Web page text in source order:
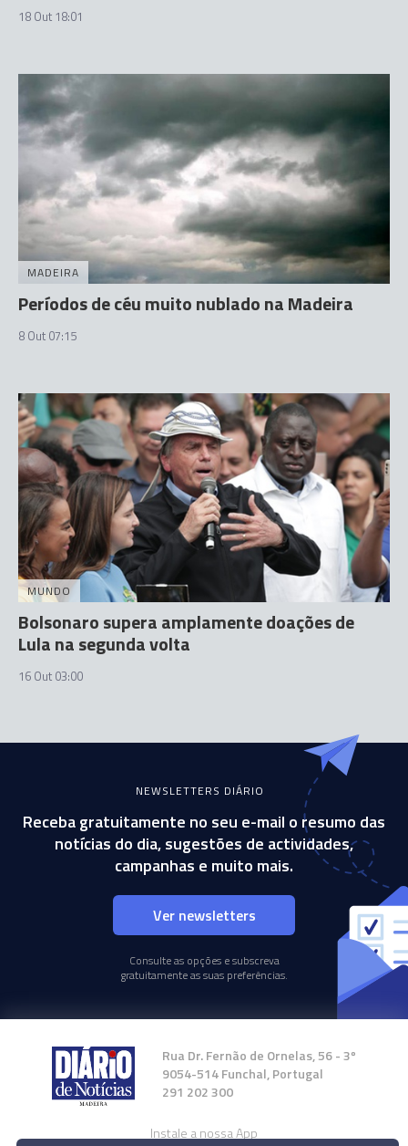
18 Out 18:01
MADEIRA
Períodos de céu muito nublado na Madeira
8 Out 07:15
MUNDO
Bolsonaro supera amplamente doações de
Lula na segunda volta
16 Out 03:00
NEWSLETTERS DIÁRIO
Receba gratuitamente no seu e-mail o resumo das
notícias do dia, sugestões de actividades,
campanhas e muito mais.
Ver newsletters
Consulte as opções e subscreva
gratuitamente as suas preferências.
Rua Dr. Fernão de Ornelas, 56 - 3º
9054-514 Funchal, Portugal
291 202 300
Instale a nossa App